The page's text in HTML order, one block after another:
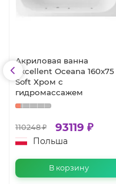
Акриловая ванна
Excellent Oceana 160x75
Soft Хром с
гидромассажем
110248 ₽ 93119 ₽
Польша
В корзину